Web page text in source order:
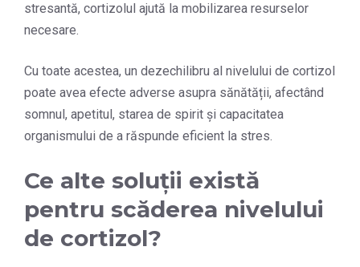
stresantă, cortizolul ajută la mobilizarea resurselor
necesare.
Cu toate acestea, un dezechilibru al nivelului de cortizol
poate avea efecte adverse asupra sănătății, afectând
somnul, apetitul, starea de spirit și capacitatea
organismului de a răspunde eficient la stres.
Ce alte soluții există
pentru scăderea nivelului
de cortizol?